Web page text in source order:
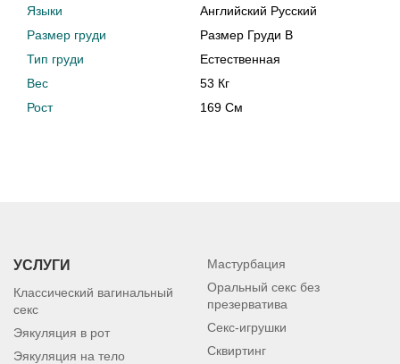
Языки
Английский Русский
Размер груди
Размер Груди B
Тип груди
Естественная
Вес
53 Кг
Рост
169 См
УСЛУГИ
Классический вагинальный
секс
Эякуляция в рот
Эякуляция на тело
Мастурбация
Оральный секс без
презерватива
Секс-игрушки
Сквиртинг